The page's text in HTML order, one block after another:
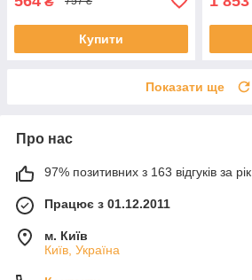
Купити
Показати ще
Про нас
97% позитивних з 163 відгуків за рік
Працює з 01.12.2011
м. Київ
Київ, Україна